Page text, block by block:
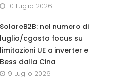
10 Luglio 2026
SolareB2B: nel numero di
luglio/agosto focus su
limitazioni UE a inverter e
Bess dalla Cina
9 Luglio 2026